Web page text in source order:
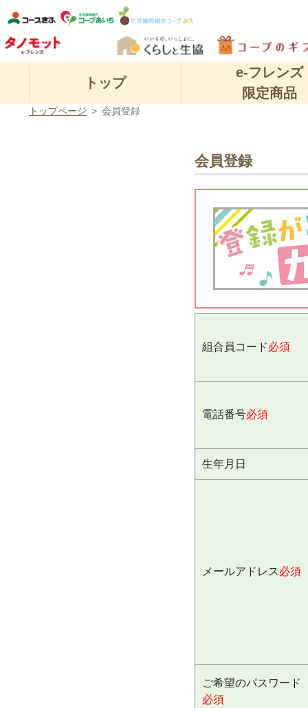
トップ
e-フレンズ
限定商品
トップページ 会員登録
会員登録
組合員コード必須
電話番号必須
生年月日
メールアドレス必須
ご希望のパスワード
必須